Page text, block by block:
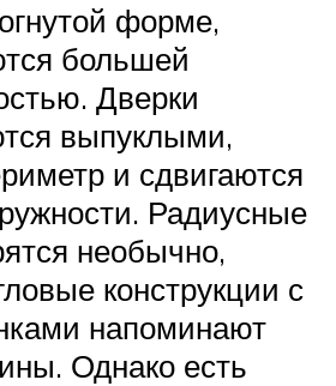
форме,
большей
Дверки
выпуклыми,
и сдвигаются
Радиусные
необычно,
конструкции с
напоминают
Однако есть